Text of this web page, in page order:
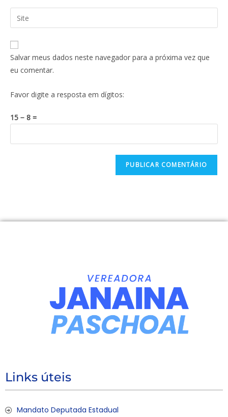
Salvar meus dados neste navegador para a próxima vez que
eu comentar.
Favor digite a resposta em dígitos:
15 − 8 =
Links úteis
Mandato Deputada Estadual